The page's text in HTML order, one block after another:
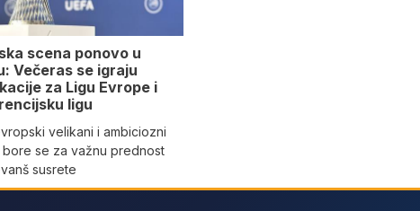
scena ponovo u
Večeras se igraju
za Ligu Evrope i
ligu
velikani i ambiciozni
se za važnu prednost
susrete